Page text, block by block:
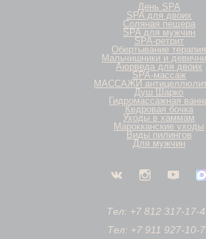
День SPA
SPA для двоих
Соляная пещера
SPA для мужчин
SPA-ретрит
Обертывание терапия
Мальчишники и
Аюрведа для двоих
SPA-массаж
МАССАЖИ
Душ Шарко
Гидромассажная
Кедровая бочка
Уходы в хаммам
Марокканские уходы
Виды пилингов
Для мужчин
Тел: +7 812 317-17-
Тел: +7 911 927-10-